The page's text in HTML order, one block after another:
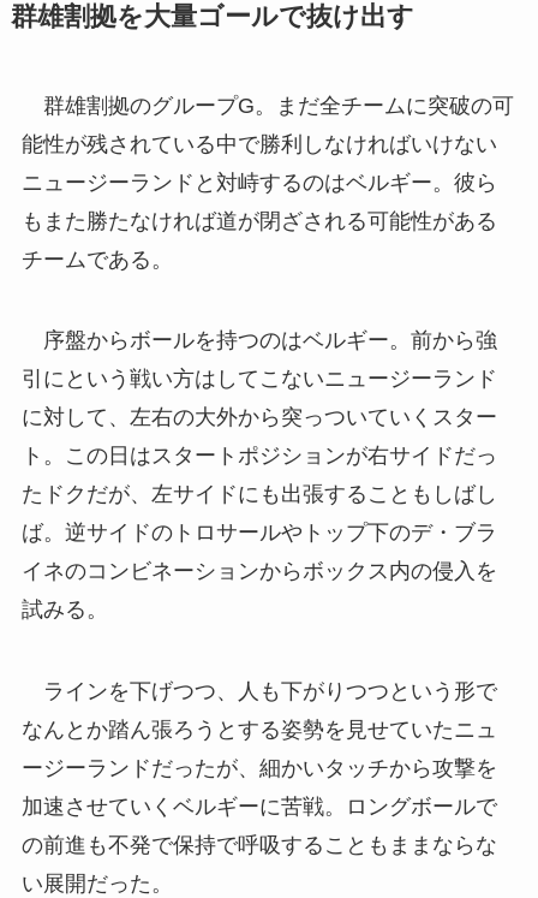
群雄割拠を大量ゴールで抜け出す
群雄割拠のグループG。まだ全チームに突破の可
能性が残されている中で勝利しなければいけない
ニュージーランドと対峙するのはベルギー。彼ら
もまた勝たなければ道が閉ざされる可能性がある
チームである。
序盤からボールを持つのはベルギー。前から強
引にという戦い方はしてこないニュージーランド
に対して、左右の大外から突っついていくスター
ト。この日はスタートポジションが右サイドだっ
たドクだが、左サイドにも出張することもしばし
ば。逆サイドのトロサールやトップ下のデ・ブラ
イネのコンビネーションからボックス内の侵入を
試みる。
ラインを下げつつ、人も下がりつつという形で
なんとか踏ん張ろうとする姿勢を見せていたニュ
ージーランドだったが、細かいタッチから攻撃を
加速させていくベルギーに苦戦。ロングボールで
の前進も不発で保持で呼吸することもままならな
い展開だった。